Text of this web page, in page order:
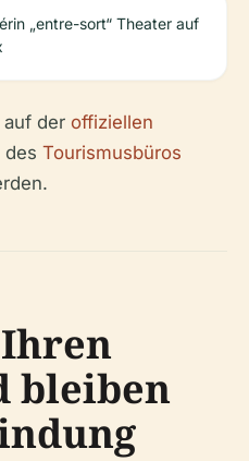
„entre-sort“ Theater auf
auf der offiziellen
des Tourismusbüros
bleiben